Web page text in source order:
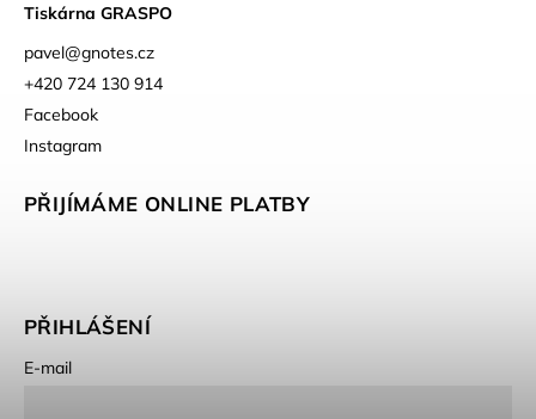
Tiskárna GRASPO
pavel@gnotes.cz
+420 724 130 914
Facebook
Instagram
PŘIJÍMÁME ONLINE PLATBY
PŘIHLÁŠENÍ
E-mail